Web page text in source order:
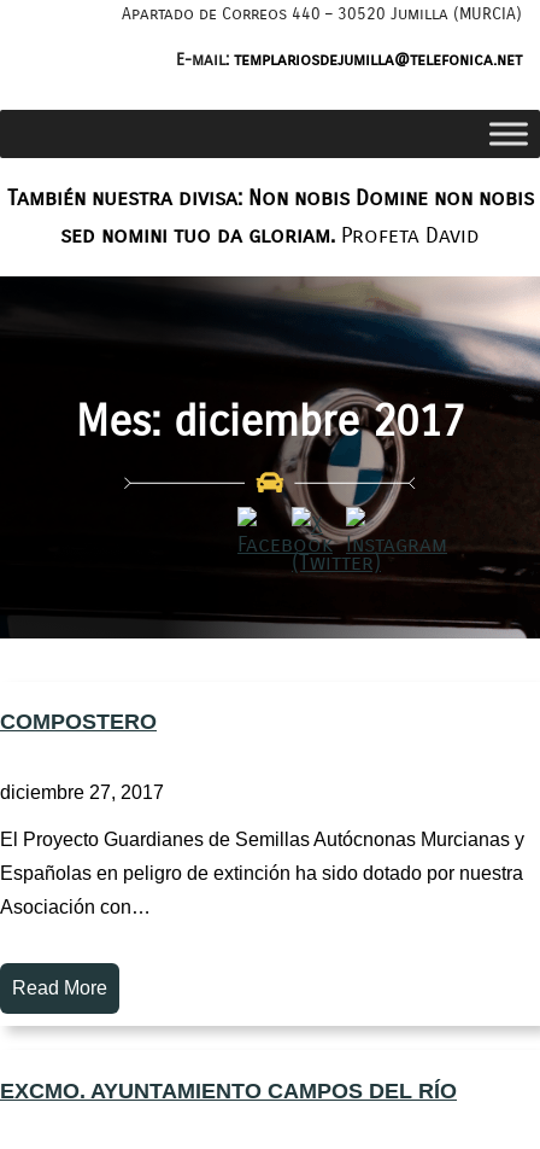
Apartado de Correos 440 – 30520 Jumilla (MURCIA)
E-mail: templariosdejumilla@telefonica.net
También nuestra divisa: Non nobis Domine non nobis
sed nomini tuo da gloriam. Profeta David
Mes: diciembre 2017
COMPOSTERO
diciembre 27, 2017
El Proyecto Guardianes de Semillas Autócnonas Murcianas y
Españolas en peligro de extinción ha sido dotado por nuestra
Asociación con…
Read More
EXCMO. AYUNTAMIENTO CAMPOS DEL RÍO